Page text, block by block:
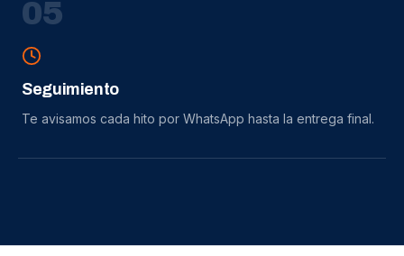
05
Seguimiento
Te avisamos cada hito por WhatsApp hasta la entrega final.